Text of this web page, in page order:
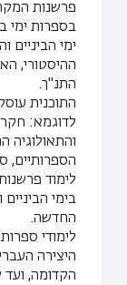
פרשנות
בספרות ימי
ימי
ההיסטורי,
התנ"ך.
התוכנית
לדוגמא:
והתאולוגיה
הספרותיים,
לימוד
בימי
החדשה.
לימודי
היצירה
הקדומה, ועד